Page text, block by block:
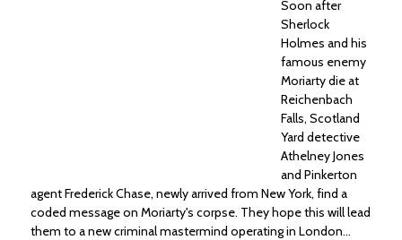
Soon after
Sherlock
Holmes and his
famous enemy
Moriarty die at
Reichenbach
Falls, Scotland
Yard detective
Athelney Jones
and Pinkerton
agent Frederick Chase, newly arrived from New York, find a
coded message on Moriarty's corpse. They hope this will lead
them to a new criminal mastermind operating in London...